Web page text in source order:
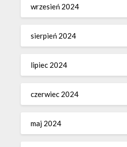
wrzesień 2024
sierpień 2024
lipiec 2024
czerwiec 2024
maj 2024